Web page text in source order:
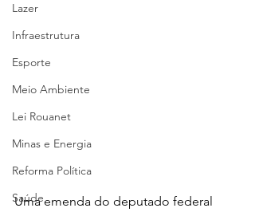
Lazer
Infraestrutura
Esporte
Meio Ambiente
Lei Rouanet
Minas e Energia
Reforma Política
Saúde
Uma emenda do deputado federal